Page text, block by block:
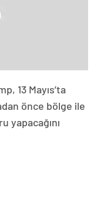
13 Mayıs’ta
önce bölge ile
yapacağını